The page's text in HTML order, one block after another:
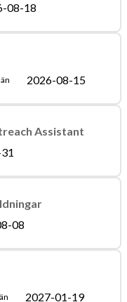
08-18
2026-08-15
Assistant
08
2027-01-19